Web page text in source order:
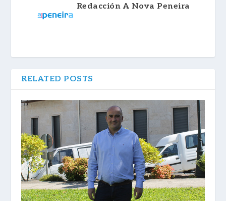
Redacción A Nova Peneira
RELATED POSTS